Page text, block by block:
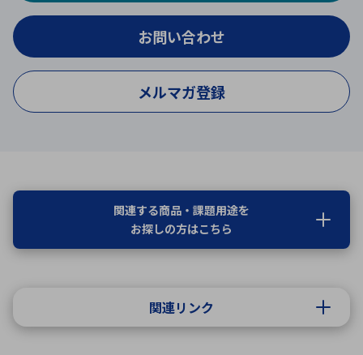
お問い合わせ
メルマガ登録
関連する商品・課題用途を
お探しの方はこちら
関連リンク